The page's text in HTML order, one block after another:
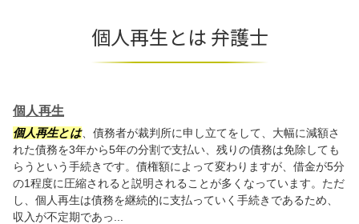
個人再生とは 弁護士
個人再生
個人再生とは、債務者が裁判所に申し立てをして、大幅に減額さ
れた債務を3年から5年の分割で支払い、残りの債務は免除しても
らうという手続きです。債権額によって変わりますが、借金が5分
の1程度に圧縮されると説明されることが多くなっています。ただ
し、個人再生は債務を継続的に支払っていく手続きであるため、
収入が不定期であっ...